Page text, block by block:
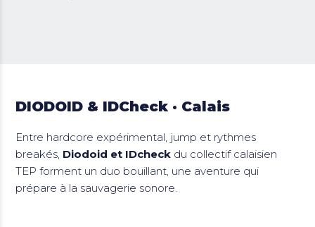
DIODOID & IDCheck · Calais
Entre hardcore expérimental, jump et rythmes
breakés, Diodoid et IDcheck du collectif calaisien
TEP forment un duo bouillant, une aventure qui
prépare à la sauvagerie sonore.